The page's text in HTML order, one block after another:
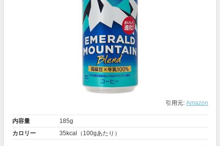
引用元: Amazon
内容量
185g
カロリー
35kcal（100gあたり）